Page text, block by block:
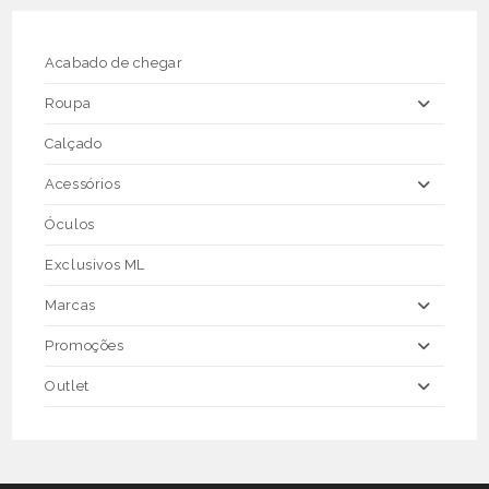
Acabado de chegar
Roupa
Calçado
Acessórios
Óculos
Exclusivos ML
Marcas
Promoções
Outlet